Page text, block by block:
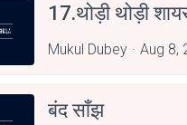
17.थोड़ी थोड़ी
Mukul Dubey Aug 8,
बंद साँझ